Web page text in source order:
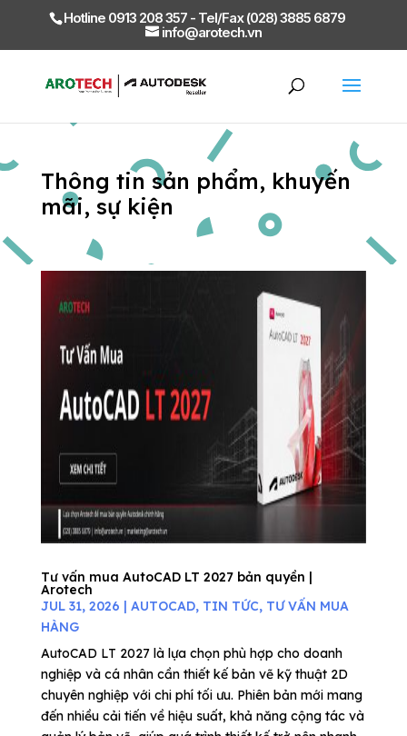
Hotline 0913 208 357 - Tel/Fax (028) 3885 6879
info@arotech.vn
Thông tin sản phẩm, khuyến
mãi, sự kiện
Tư vấn mua AutoCAD LT 2027 bản quyền |
Arotech
JUL 31, 2026 | AUTOCAD, TIN TỨC, TƯ VẤN MUA
HÀNG
AutoCAD LT 2027 là lựa chọn phù hợp cho doanh
nghiệp và cá nhân cần thiết kế bản vẽ kỹ thuật 2D
chuyên nghiệp với chi phí tối ưu. Phiên bản mới mang
đến nhiều cải tiến về hiệu suất, khả năng cộng tác và